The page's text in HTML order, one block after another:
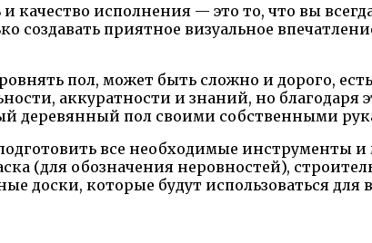
качество исполнения — это то, что вы
приятное визуальное
пол, может быть сложно и дорого,
аккуратности и знаний, но
деревянный пол своими собственными
все необходимые инструменты
(для обозначения неровностей),
доски, которые будут использоваться для